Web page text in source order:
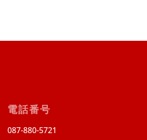
電話番号
087-880-5721